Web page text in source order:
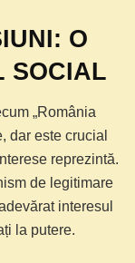
O
SOCIAL
„România
dar este crucial
reprezintă.
de legitimare
interesul
la putere.